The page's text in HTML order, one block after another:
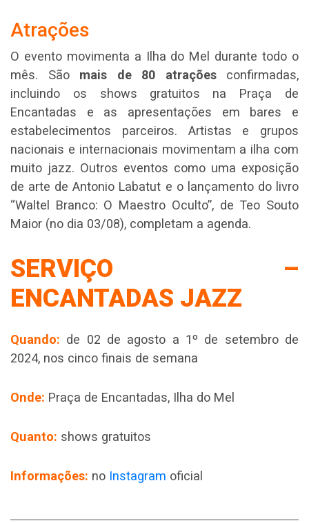
Atrações
O evento movimenta a Ilha do Mel durante todo o
mês. São mais de 80 atraçõesconfirmadas,
incluindo os shows gratuitos na Praça de
Encantadas e as apresentações em bares e
estabelecimentos parceiros. Artistas e grupos
nacionais e internacionais movimentam a ilha com
muito jazz. Outros eventos como uma exposição
de arte de Antonio Labatut e o lançamento do livro
“Waltel Branco: O Maestro Oculto”, de Teo Souto
Maior (no dia 03/08), completam a agenda.
SERVIÇO –
ENCANTADAS JAZZ
Quando: de 02 de agosto a 1º de setembro de
2024, nos cinco finais de semana
Onde: Praça de Encantadas, Ilha do Mel
Quanto: shows gratuitos
Informações: no Instagram oficial